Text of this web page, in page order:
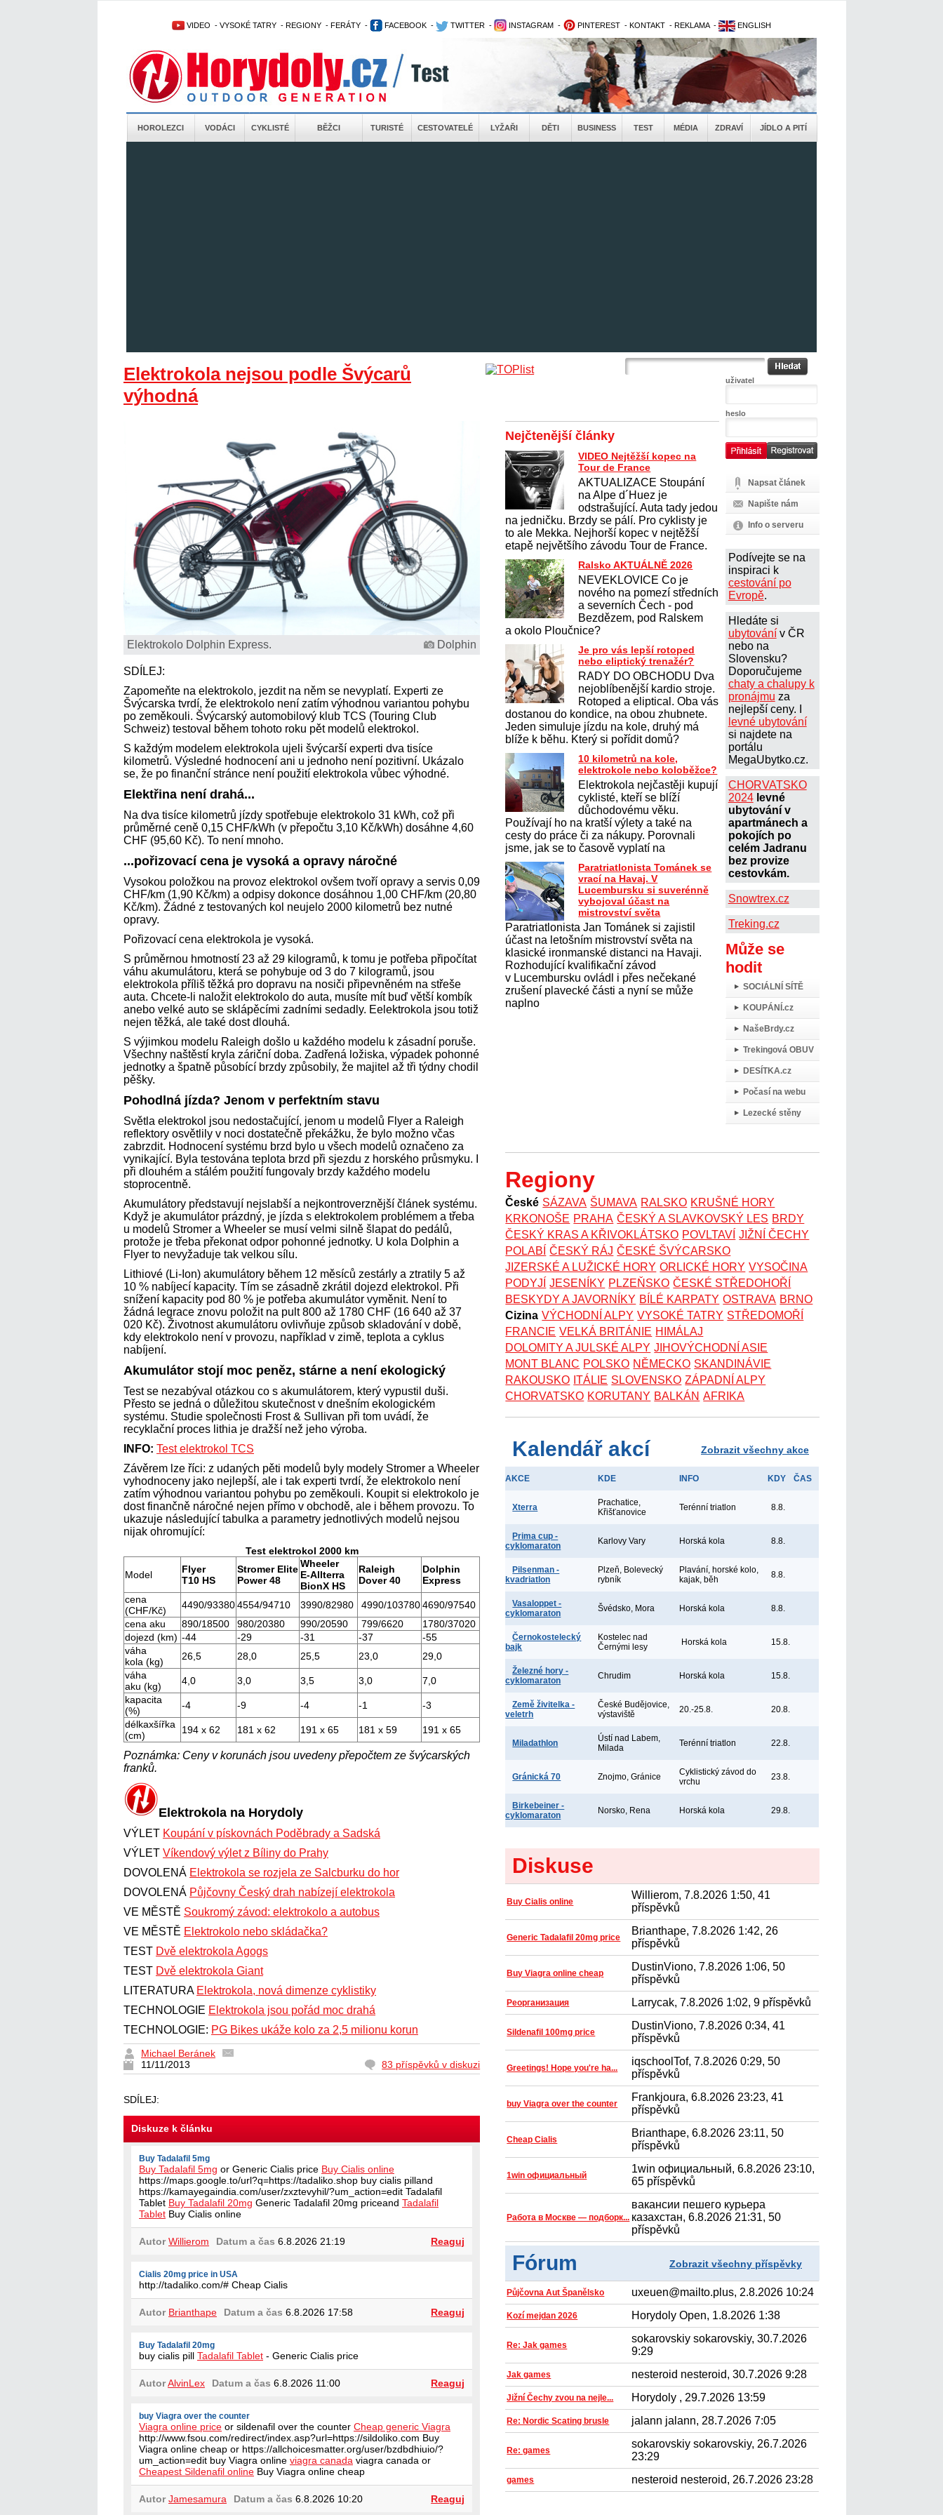
VIDEO - VYSOKÉ TATRY - REGIONY - FERÁTY - FACEBOOK - TWITTER - INSTAGRAM - PINTEREST - KONTAKT - REKLAMA - ENGLISH
HOROLEZCI VODÁCI CYKLISTÉ BĚŽCI TURISTÉ CESTOVATELÉ LYŽAŘI DĚTI BUSINESS TEST MÉDIA ZDRAVÍ JÍDLO A PITÍ
Elektrokola nejsou podle Švýcarů
výhodná
Elektrokolo Dolphin Express. Dolphin
SDÍLEJ:
Zapomeňte na elektrokolo, jezdit na něm se nevyplatí. Experti ze
Švýcarska tvrdí, že elektrokolo není zatím výhodnou variantou pohybu
po zeměkouli. Švýcarský automobilový klub TCS (Touring Club
Schweiz) testoval během tohoto roku pět modelů elektrokol.
S každým modelem elektrokola ujeli švýcarší experti dva tisíce
kilometrů. Výsledné hodnocení ani u jednoho není pozitivní. Ukázalo
se, že po finanční stránce není použití elektrokola vůbec výhodné.
Elektřina není drahá...
Na dva tisíce kilometrů jízdy spotřebuje elektrokolo 31 kWh, což při
průměrné ceně 0,15 CHF/kWh (v přepočtu 3,10 Kč/kWh) dosáhne 4,60
CHF (95,60 Kč). To není mnoho.
...pořizovací cena je vysoká a opravy náročné
Vysokou položkou na provoz elektrokol ovšem tvoří opravy a servis 0,09
CHF/km (1,90 Kč/km) a odpisy dokonce dosáhnou 1,00 CHF/km (20,80
Kč/km). Žádné z testovaných kol neujelo 2000 kilometrů bez nutné
opravy.
Pořizovací cena elektrokola je vysoká.
S průměrnou hmotností 23 až 29 kilogramů, k tomu je potřeba připočítat
váhu akumulátoru, která se pohybuje od 3 do 7 kilogramů, jsou
elektrokola příliš těžká pro dopravu na nosiči připevněném na střeše
auta. Chcete-li naložit elektrokolo do auta, musíte mít buď větší kombík
anebo velké auto se sklápěcími zadními sedadly. Eelektrokola jsou totiž
nejen těžká, ale také dost dlouhá.
S výjimkou modelu Raleigh došlo u každého modelu k zásadní poruše.
Všechny naštěstí kryla záriční doba. Zadřená ložiska, výpadek pohonné
jednotky a špatně působící brzdy způsobily, že majitel až tři týdny chodil
pěšky.
Pohodlná jízda? Jenom v perfektním stavu
Světla elektrokol jsou nedostačující, jenom u modelů Flyer a Raleigh
reflektory osvětlily v noci dostatečně překážku, že bylo možno včas
zabrzdit. Hodnocení systému brzd bylo u všech modelů označeno za
vynikající. Byla testována teplota brzd při sjezdu z horského průsmyku. I
při dlouhém a stálém použití fungovaly brzdy každého modelu
stoprocentně.
Akumulátory představují nejslabší a nejkontroverznější článek systému.
Když je akumulátor prázdný, je jízda s elektrokolem problémem a třeba
u modelů Stromer a Wheeler se musí velmi silně šlapat do pedálů,
protože je třeba překonat odpor pohonné jednotky. U kola Dolphin a
Flyer to nevyžaduje tak velkou sílu.
Lithiové (Li-Ion) akumulátory během 12 měsíců zestárly a ztratily 5 až
10 % nabíjecí kapacity. Tím se zásadně zkrátil dojezd elektrokol. Při
snížení kapacity pod 80 % je potřeba akumulátor vyměnit. Není to
žádná legrace znovu položit na pult 800 až 1780 CHF (16 640 až 37
020 Kč). Životnost akumulátoru ovlivňuje způsob skladování v době,
kdy elektrokolo není v provozu, například v zimě, teplota a cyklus
nabíjení.
Akumulátor stojí moc peněz, stárne a není ekologický
Test se nezabýval otázkou co s akumulátorem, který vypustil duši.
Přesto se jedná o důležitou skutečnost v dnešním ekologickém
systému. Studie společnosti Frost & Sullivan při tom uvádí, že
recyklační proces lithia je dražší než jeho výroba.
INFO: Test elektrokol TCS
Závěrem lze říci: z udaných pěti modelů byly modely Stromer a Wheeler
vyhodnoceny jako nejlepší, ale i tak experti tvrdí, že elektrokolo není
zatím výhodnou variantou pohybu po zeměkouli. Koupit si elektrokolo je
dost finančně náročné nejen přímo v obchodě, ale i během provozu. To
ukazuje následující tabulka a parametry jednotlivých modelů nejsou
nijak ohromující:
Test elektrokol 2000 km
Model
Flyer
T10 HS
Stromer Elite
Power 48
Wheeler
E-Allterra
BionX HS
Raleigh
Dover 40
Dolphin
Express
cena
(CHF/Kč)
4490/933804554/94710 3990/82980 4990/1037804690/97540
cena aku
890/18500 980/20380 990/20590 799/6620 1780/37020
dojezd (km) -44 -29 -31 -37
-55
váha
kola (kg) 26,5 28,0 25,5 23,0
29,0
váha
aku (kg) 4,0 3,0 3,5 3,0
7,0
kapacita
(%)
-4 -9 -4 -1
-3
délkaxšířka
(cm)
194 x 62 181 x 62 191 x 65 181 x 59 191 x 65
Poznámka: Ceny v korunách jsou uvedeny přepočtem ze švýcarských
franků.
Elektrokola na Horydoly
VÝLET Koupání v pískovnách Poděbrady a Sadská
VÝLET Víkendový výlet z Bíliny do Prahy
DOVOLENÁ Elektrokola se rozjela ze Salcburku do hor
DOVOLENÁ Půjčovny Český drah nabízejí elektrokola
VE MĚSTĚ Soukromý závod: elektrokolo a autobus
VE MĚSTĚ Elektrokolo nebo skládačka?
TEST Dvě elektrokola Agogs
TEST Dvě elektrokola Giant
LITERATURA Elektrokola, nová dimenze cyklistiky
TECHNOLOGIE Elektrokola jsou pořád moc drahá
TECHNOLOGIE: PG Bikes ukáže kolo za 2,5 milionu korun
Michael Beránek
11/11/2013
83 příspěvků v diskuzi
SDÍLEJ:
Diskuze k článku
Buy Tadalafil 5mg
Buy Tadalafil 5mg or Generic Cialis price Buy Cialis online
https://maps.google.to/url?q=https://tadaliko.shop buy cialis pilland
https://kamayegaindia.com/user/zxztevyhil/?um_action=edit Tadalafil
Tablet Buy Tadalafil 20mg Generic Tadalafil 20mg priceand Tadalafil
Tablet Buy Cialis online
Autor Willierom Datum a čas 6.8.2026 21:19 Reaguj
Cialis 20mg price in USA
http://tadaliko.com/# Cheap Cialis
Autor Brianthape Datum a čas 6.8.2026 17:58 Reaguj
Buy Tadalafil 20mg
buy cialis pill Tadalafil Tablet - Generic Cialis price
AutorAlvinLex Datum a čas 6.8.2026 11:00 Reaguj
buy Viagra over the counter
Viagra online price or sildenafil over the counter Cheap generic Viagra
http://www.fsou.com/redirect/index.asp?url=https://sildoliko.com Buy
Viagra online cheap or https://allchoicesmatter.org/user/bzdbdhiuio/?
um_action=edit buy Viagra online viagra canada viagra canada or
Cheapest Sildenafil online Buy Viagra online cheap
Autor Jamesamura Datum a čas 6.8.2026 10:20 Reaguj
uživatel
heslo
Napsat článek
Napište nám
Info o serveru
Podívejte se na
inspiraci k
cestování po
Evropě.
Hledáte si
ubytovánív ČR
nebo na
Slovensku?
Doporučujeme
chaty a chalupy k
pronájmu za
nejlepší ceny. I
levné ubytování
si najdete na
portálu
MegaUbytko.cz.
CHORVATSKO
2024 levné
ubytování v
apartmánech a
pokojích po
celém Jadranu
bez provize
cestovkám.
Snowtrex.cz
Treking.cz
Může se
hodit
SOCIÁLNÍ SÍTĚ
KOUPÁNÍ.cz
NašeBrdy.cz
Trekingová OBUV
DESÍTKA.cz
Počasí na webu
Lezecké stěny
Nejčtenější články
VIDEO Nejtěžší kopec na
Tour de France
AKTUALIZACE Stoupání
na Alpe d´Huez je
odstrašující. Auta tady jedou
na jedničku. Brzdy se pálí. Pro cyklisty je
to ale Mekka. Nejhorší kopec v nejtěžší
etapě největšího závodu Tour de France.
Ralsko AKTUÁLNĚ 2026
NEVEKLOVICE Co je
nového na pomezí středních
a severních Čech - pod
Bezdězem, pod Ralskem
a okolo Ploučnice?
Je pro vás lepší rotoped
nebo eliptický trenažér?
RADY DO OBCHODU Dva
nejoblíbenější kardio stroje.
Rotoped a eliptical. Oba vás
dostanou do kondice, na obou zhubnete.
Jeden simuluje jízdu na kole, druhý má
blíže k běhu. Který si pořídit domů?
10 kilometrů na kole,
elektrokole nebo koloběžce?
Elektrokola nejčastěji kupují
cyklisté, kteří se blíží
důchodovému věku.
Používají ho na kratší výlety a také na
cesty do práce či za nákupy. Porovnali
jsme, jak se to časově vyplatí na
Paratriatlonista Tománek se
vrací na Havaj. V
Lucembursku si suverénně
vybojoval účast na
mistrovství světa
Paratriatlonista Jan Tománek si zajistil
účast na letošním mistrovství světa na
klasické ironmanské distanci na Havaji.
Rozhodující kvalifikační závod
v Lucembursku ovládl i přes nečekané
zrušení plavecké části a nyní se může
naplno
Regiony
České SÁZAVA ŠUMAVA RALSKO KRUŠNÉ HORY
KRKONOŠE PRAHA ČESKÝ A SLAVKOVSKÝ LES BRDY
ČESKÝ KRAS A KŘIVOKLÁTSKO POVLTAVÍ JIŽNÍ ČECHY
POLABÍ
ČESKÝ RÁJ ČESKÉ ŠVÝCARSKO
JIZERSKÉ A LUŽICKÉ HORY ORLICKÉ HORY VYSOČINA
PODYJÍ
JESENÍKY PLZEŇSKO ČESKÉ STŘEDOHOŘÍ
BESKYDY A JAVORNÍKY BÍLÉ KARPATY OSTRAVA BRNO
Cizina VÝCHODNÍ ALPY VYSOKÉ TATRY STŘEDOMOŘÍ
FRANCIE VELKÁ BRITÁNIE HIMÁLAJ
DOLOMITY A JULSKÉ ALPY JIHOVÝCHODNÍ ASIE
MONT BLANC POLSKO NĚMECKO SKANDINÁVIE
RAKOUSKO ITÁLIE SLOVENSKO ZÁPADNÍ ALPY
CHORVATSKO KORUTANY BALKÁN AFRIKA
Kalendář akcí Zobrazit všechny akce
AKCE KDE INFO KDY ČAS
Xterra
Prachatice,
Křišťanovice
Terénní triatlon 8.8.
Prima cup -
cyklomaraton
Karlovy Vary Horská kola 8.8.
Pilsenman -
kvadriatlon
Plzeň, Bolevecký
rybník
Plavání, horské kolo,
kajak, běh
8.8.
Vasaloppet -
cyklomaraton
Švédsko, Mora Horská kola 8.8.
Černokostelecký
bajk
Kostelec nad
Černými lesy
Horská kola 15.8.
Železné hory -
cyklomaraton
Chrudim Horská kola 15.8.
Země živitelka -
veletrh
České Budějovice,
výstaviště
20.-25.8. 20.8.
Miladathlon
Ústí nad Labem,
Milada
Terénní triatlon 22.8.
Gránická 70 Znojmo, Gránice
Cyklistický závod do
vrchu
23.8.
Birkebeiner -
cyklomaraton
Norsko, Rena Horská kola 29.8.
Diskuse
Buy Cialis online
Willierom, 7.8.2026 1:50, 41
příspěvků
Generic Tadalafil 20mg price
Brianthape, 7.8.2026 1:42, 26
příspěvků
Buy Viagra online cheap
DustinViono, 7.8.2026 1:06, 50
příspěvků
Реорганизация Larrycak, 7.8.2026 1:02, 9 příspěvků
Sildenafil 100mg price
DustinViono, 7.8.2026 0:34, 41
příspěvků
Greetings! Hope you're ha...
iqschoolTof, 7.8.2026 0:29, 50
příspěvků
buy Viagra over the counter
Frankjoura, 6.8.2026 23:23, 41
příspěvků
Cheap Cialis
Brianthape, 6.8.2026 23:11, 50
příspěvků
1win официальный
1win официальный, 6.8.2026 23:10,
65 příspěvků
Работа в Москве — подборк...
вакансии пешего курьера
казахстан, 6.8.2026 21:31, 50
příspěvků
Fórum Zobrazit všechny příspěvky
Půjčovna Aut Španělsko uxeuen@mailto.plus, 2.8.2026 10:24
Kozí mejdan 2026 Horydoly Open, 1.8.2026 1:38
Re: Jak games
sokarovskiy sokarovskiy, 30.7.2026
9:29
Jak games nesteroid nesteroid, 30.7.2026 9:28
Jižní Čechy zvou na nejle... Horydoly , 29.7.2026 13:59
Re: Nordic Scating brusle jalann jalann, 28.7.2026 7:05
Re: games
sokarovskiy sokarovskiy, 26.7.2026
23:29
games nesteroid nesteroid, 26.7.2026 23:28